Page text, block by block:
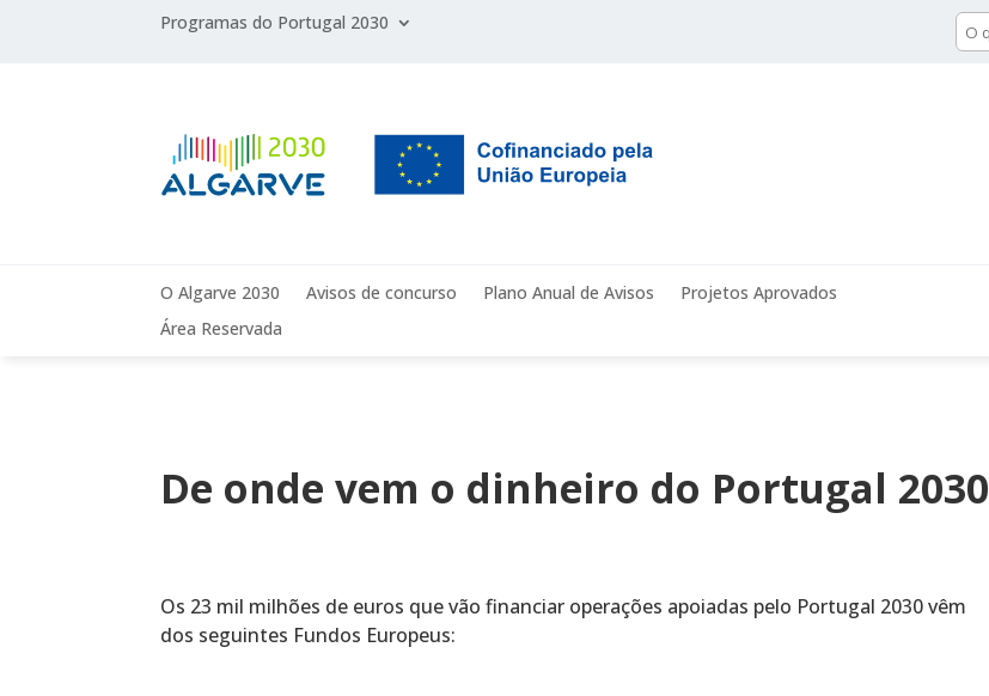
Programas do Portugal 2030
O Algarve 2030 Avisos de concurso Plano Anual de Avisos
Projetos Aprovados
Área Reservada
De onde vem o dinheiro do Portugal 2030
Os 23 mil milhões de euros que vão financiar operações apoiadas pelo Portugal 2030 vêm
dos seguintes Fundos Europeus: